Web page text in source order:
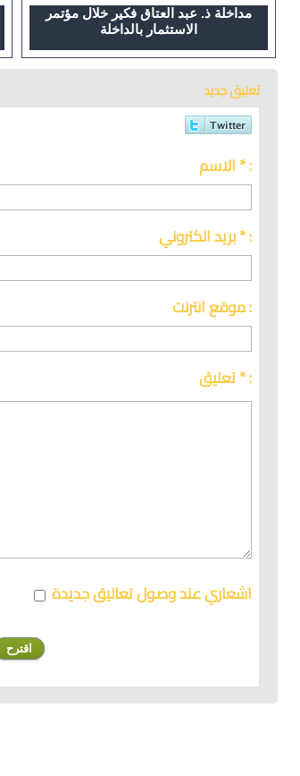
مداخلة ذ. عبد العتاق فكير خلال مؤتمر
الاستثمار بالداخلة
تعليق جديد
الاسم * :
بريد الكتروني * :
موقع انترنت :
تعليق * :
اشعاري عند وصول تعاليق جديدة